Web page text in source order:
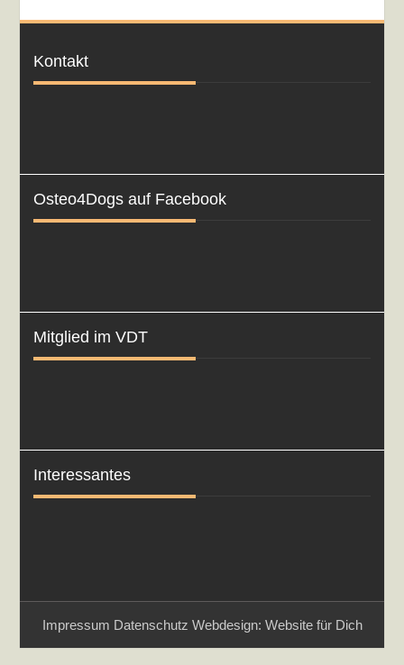
Kontakt
Osteo4Dogs auf Facebook
Mitglied im VDT
Interessantes
Impressum Datenschutz Webdesign: Website für Dich